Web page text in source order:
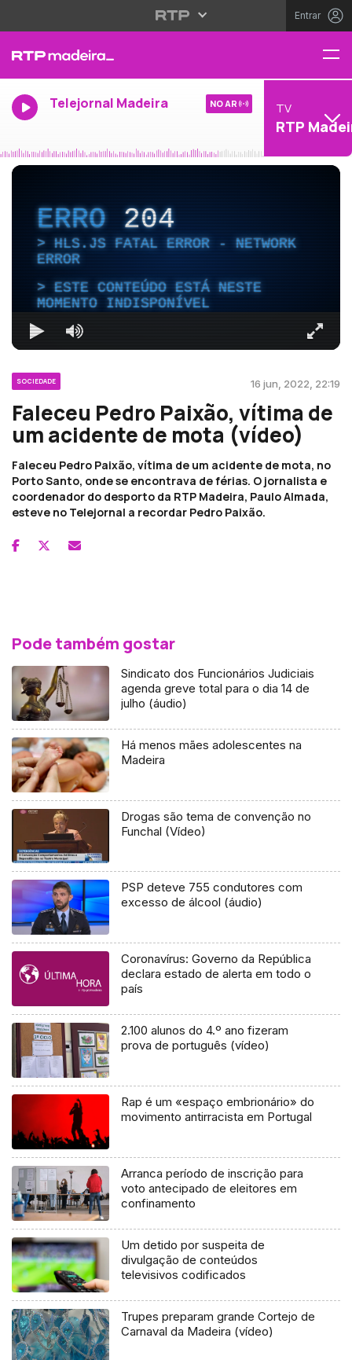
Entrar
Telejornal Madeira NO AR TV
RTP
ERRO204
HLS.JS FATAL ERROR - NETWORK
ERROR
ESTE CONTEÚDO ESTÁ NESTE
MOMENTO INDISPONÍVEL
SOCIEDADE 16 jun, 2022, 22:19
Faleceu Pedro Paixão, vítima de
um acidente de mota (vídeo)
Faleceu Pedro Paixão, vítima de um acidente de mota, no
Porto Santo, onde se encontrava de férias. O jornalista e
coordenador do desporto da RTP Madeira, Paulo Almada,
esteve no Telejornal a recordar Pedro Paixão.
Pode também gostar
Sindicato dos Funcionários Judiciais
agenda greve total para o dia 14 de
julho (áudio)
Há menos mães adolescentes na
Madeira
Drogas são tema de convenção no
Funchal (Vídeo)
PSP deteve 755 condutores com
excesso de álcool (áudio)
Coronavírus: Governo da República
declara estado de alerta em todo o
país
2.100 alunos do 4.º ano fizeram
prova de português (vídeo)
Rap é um «espaço embrionário» do
movimento antirracista em Portugal
Arranca período de inscrição para
voto antecipado de eleitores em
confinamento
Um detido por suspeita de
divulgação de conteúdos
televisivos codificados
Trupes preparam grande Cortejo de
Carnaval da Madeira (vídeo)